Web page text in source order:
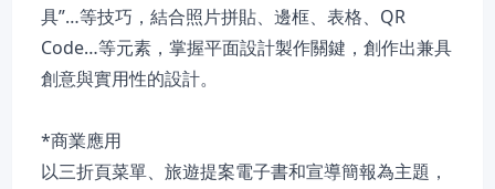
具”…等技巧，結合照片拼貼、邊框、表格、QR
Code…等元素，掌握平面設計製作關鍵，創作出兼具
創意與實用性的設計。
*商業應用
以三折頁菜單、旅遊提案電子書和宣導簡報為主題，